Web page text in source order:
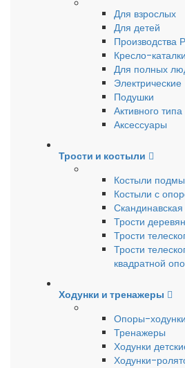
Для взрослых
Для детей
Производства
Кресло-каталки
Для полных
Электрические
Подушки
Активного типа
Аксессуары
Трости и костыли
Костыли
Костыли с
Трости
Трости
Трости
квадратной
Ходунки и тренажеры
Опоры-ходунки
Тренажеры
Ходунки
Ходунки-